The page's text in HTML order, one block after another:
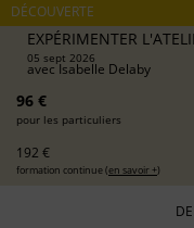
DÉCOUVERTE
EXPÉRIMENTER
05 sept 2026
avecIsabelle Delaby
96 €
pour les particuliers
192 €
formation continue (en savoir +)